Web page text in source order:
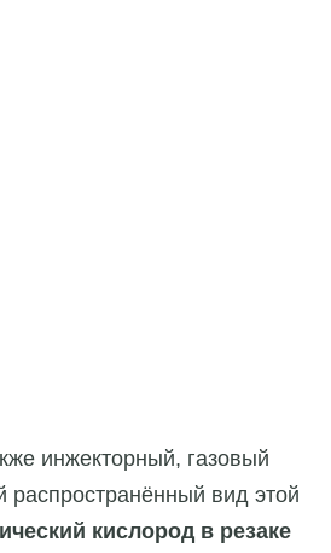
инжекторный, газовый
распространённый вид этой
кислород в резаке